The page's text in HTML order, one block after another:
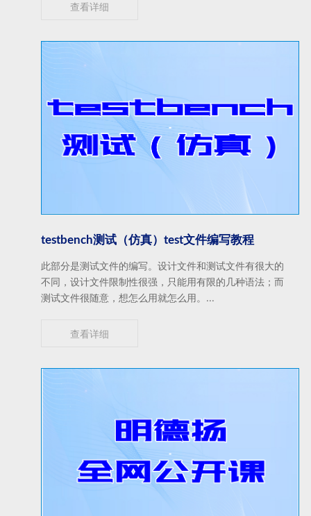
查看详细
testbench测试（仿真）test文件编写教程
此部分是测试文件的编写。设计文件和测试文件有很大的
不同，设计文件限制性很强，只能用有限的几种语法；而
测试文件很随意，想怎么用就怎么用。...
查看详细